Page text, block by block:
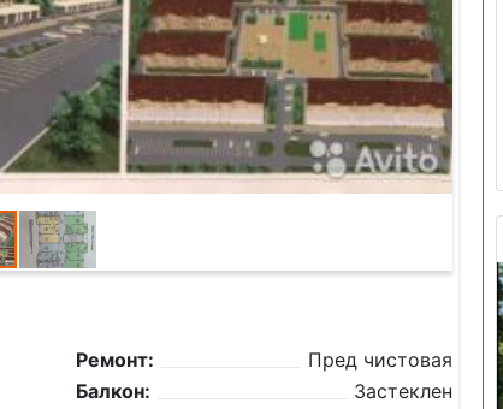
Ремонт:
Пред чистовая
Балкон:
Застеклен